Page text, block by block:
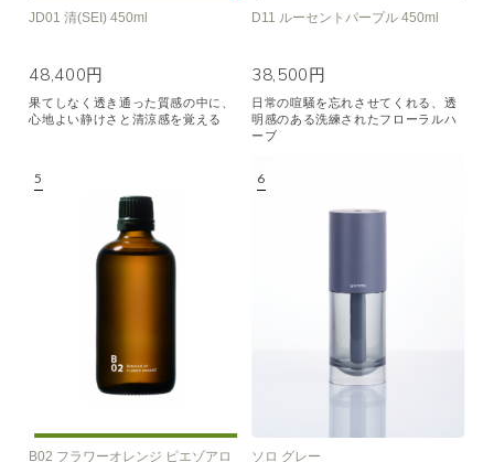
JD01 清(SEI) 450ml
48,400円
果てしなく透き通った質感の中に、
心地よい静けさと清涼感を覚える
D11 ルーセントパープル 450ml
38,500円
日常の喧騒を忘れさせてくれる、透
明感のある洗練されたフローラルハ
ーブ
B02 フラワーオレンジ ピエゾアロ ソロ グレー